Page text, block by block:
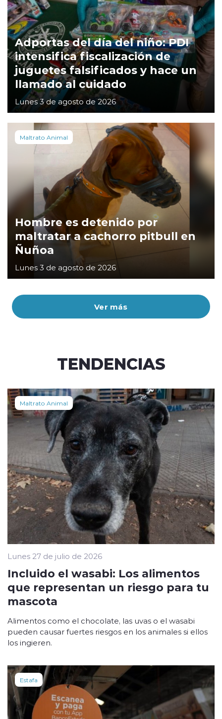
Ver más
Adportas del día del niño: PDI
intensifica fiscalización de
juguetes falsificados y hace un
llamado al cuidado
Lunes 3 de agosto de 2026
Maltrato Animal
Hombre es detenido por
maltratar a cachorro pitbull en
Ñuñoa
Lunes 3 de agosto de 2026
TENDENCIAS
Maltrato Animal
Lunes 27 de julio de 2026
Incluido el wasabi: Los alimentos
que representan un riesgo para tu
mascota
Alimentos como el chocolate, las uvas o el wasabi
pueden causar fuertes riesgos en los animales si ellos
los ingieren.
Estafa